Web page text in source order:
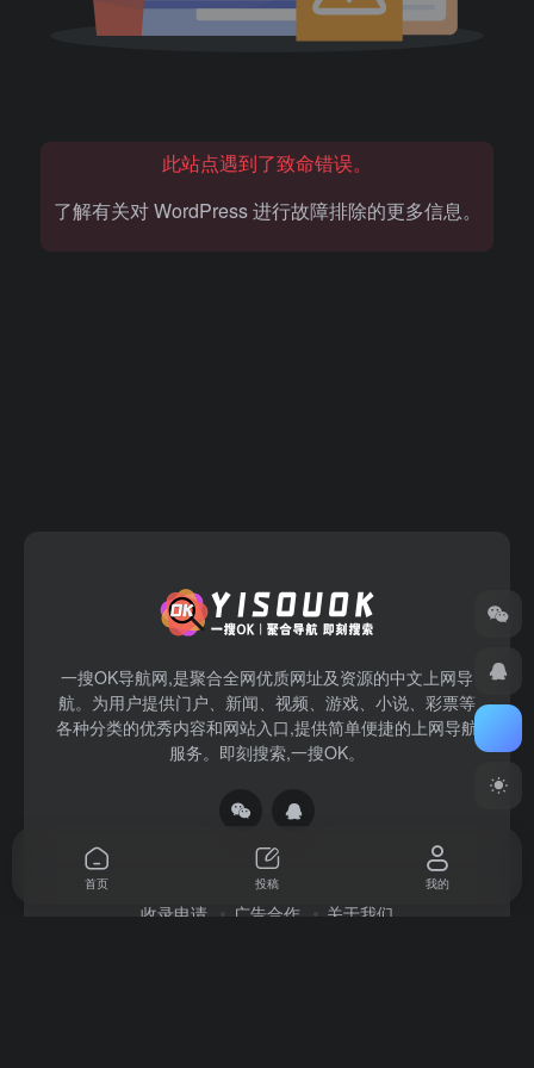
此站点遇到了致命错误。
了解有关对 WordPress 进行故障排除的更多信息。
一搜OK导航网,是聚合全网优质网址及资源的中文上网导
航。为用户提供门户、新闻、视频、游戏、小说、彩票等
各种分类的优秀内容和网站入口,提供简单便捷的上网导航
服务。即刻搜索,一搜OK。
收录申请 广告合作 关于我们
首页 投稿 我的